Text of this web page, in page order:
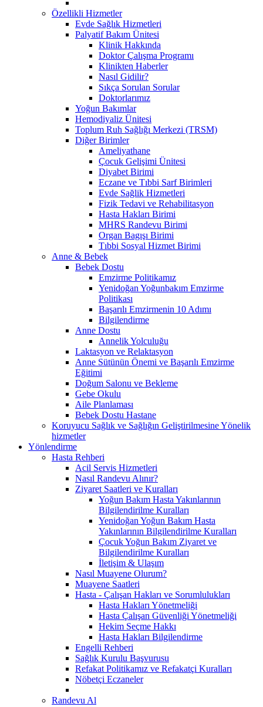
Özellikli Hizmetler
Evde Sağlık Hizmetleri
Palyatif Bakım Ünitesi
Klinik Hakkında
Doktor Çalışma Programı
Klinikten Haberler
Nasıl Gidilir?
Sıkça Sorulan Sorular
Doktorlarımız
Yoğun Bakımlar
Hemodiyaliz Ünitesi
Toplum Ruh Sağlığı Merkezi (TRSM)
Diğer Birimler
Ameliyathane
Çocuk Gelişimi Ünitesi
Diyabet Birimi
Eczane ve Tıbbi Sarf Birimleri
Evde Sağlik Hizmetleri
Fizik Tedavi ve Rehabilitasyon
Hasta Hakları Birimi
MHRS Randevu Birimi
Organ Bagışı Birimi
Tıbbi Sosyal Hizmet Birimi
Anne & Bebek
Bebek Dostu
Emzirme Politikamız
Yenidoğan Yoğunbakım Emzirme
Politikası
Başarılı Emzirmenin 10 Adımı
Bilgilendirme
Anne Dostu
Annelik Yolculuğu
Laktasyon ve Relaktasyon
Anne Sütünün Önemi ve Başarılı Emzirme
Eğitimi
Doğum Salonu ve Bekleme
Gebe Okulu
Aile Planlaması
Bebek Dostu Hastane
Koruyucu Sağlık ve Sağlığın Geliştirilmesine Yönelik
hizmetler
Yönlendirme
Hasta Rehberi
Acil Servis Hizmetleri
Nasıl Randevu Alınır?
Ziyaret Saatleri ve Kuralları
Yoğun Bakım Hasta Yakınlarının
Bilgilendirilme Kuralları
Yenidoğan Yoğun Bakım Hasta
Yakınlarının Bilgilendirilme Kuralları
Çocuk Yoğun Bakım Ziyaret ve
Bilgilendirilme Kuralları
İletişim & Ulaşım
Nasıl Muayene Olurum?
Muayene Saatleri
Hasta - Çalışan Hakları ve Sorumlulukları
Hasta Hakları Yönetmeliği
Hasta Çalışan Güvenliği Yönetmeliği
Hekim Seçme Hakkı
Hasta Hakları Bilgilendirme
Engelli Rehberi
Sağlık Kurulu Başvurusu
Refakat Politikamız ve Refakatçi Kuralları
Nöbetçi Eczaneler
Randevu Al